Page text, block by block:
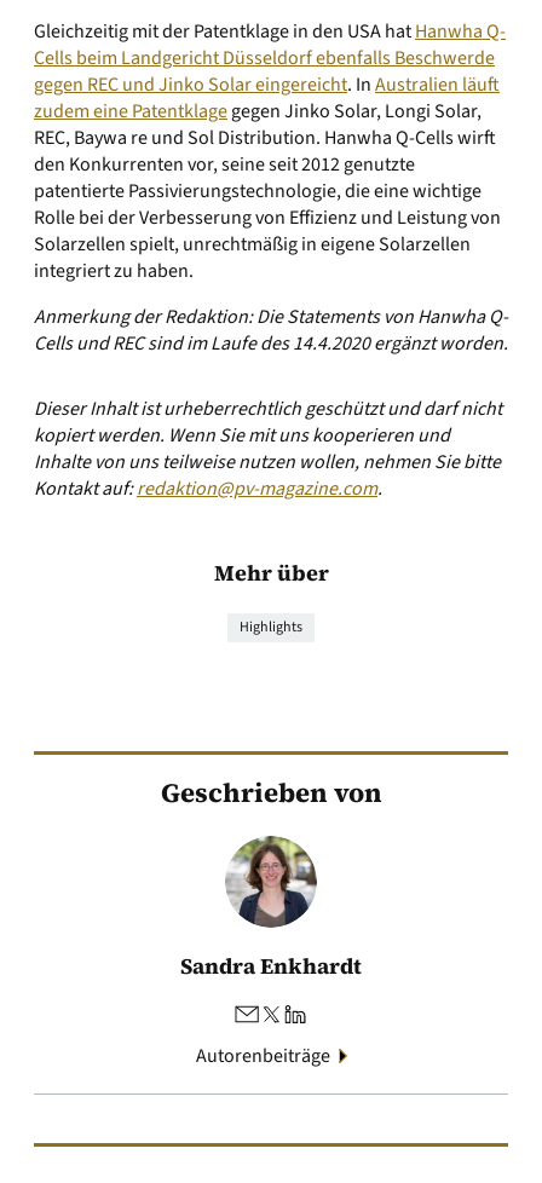
Gleichzeitig mit der Patentklage in den USA hatHanwha Q-
Cells beim Landgericht Düsseldorf ebenfalls Beschwerde
gegen REC und Jinko Solar eingereicht. InAustralien läuft
zudem eine Patentklagegegen Jinko Solar, Longi Solar,
REC, Baywa re und Sol Distribution. Hanwha Q-Cells wirft
den Konkurrenten vor, seine seit 2012 genutzte
patentierte Passivierungstechnologie, die eine wichtige
Rolle bei der Verbesserung von Effizienz und Leistung von
Solarzellen spielt, unrechtmäßig in eigene Solarzellen
integriert zu haben.
Anmerkung der Redaktion: Die Statements von Hanwha Q-
Cells und REC sind im Laufe des 14.4.2020 ergänzt worden.
Dieser Inhalt ist urheberrechtlich geschützt und darf nicht
kopiert werden. Wenn Sie mit uns kooperieren und
Inhalte von uns teilweise nutzen wollen, nehmen Sie bitte
Kontakt auf:redaktion@pv-magazine.com.
Mehr über
Highlights
Geschrieben von
Sandra Enkhardt
Autorenbeiträge